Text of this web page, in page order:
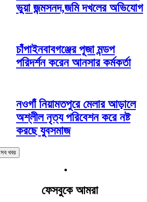
ভুয়া জন্মসনদ,জমি দখলের অভিযোগ
চাঁপাইনবাবগঞ্জের পূজা মন্ডপ
পরিদর্শন করেন আনসার কর্মকর্তা
নওগাঁ নিয়ামতপুরে মেলার আড়ালে
অশ্লীল নৃত্য পরিবেশন করে নষ্ট
করছে যুবসমাজ
সব খবর
ফেসবুকে আমরা